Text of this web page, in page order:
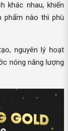
khác nhau, khiến
phẩm nào thì phù
nguyên lý hoạt
nóng năng lượng